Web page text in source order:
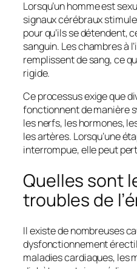
Lorsqu’un homme est
signaux cérébraux
pour qu’ils se détendent,
sanguin. Les chambres à
remplissent de sang, ce
rigide.
Ce processus exige que
fonctionnent de manière
les nerfs, les hormones,
les artères. Lorsqu’une
interrompue, elle peut
Quelles sont
troubles de
Il existe de nombreuses
dysfonctionnement
maladies cardiaques, les